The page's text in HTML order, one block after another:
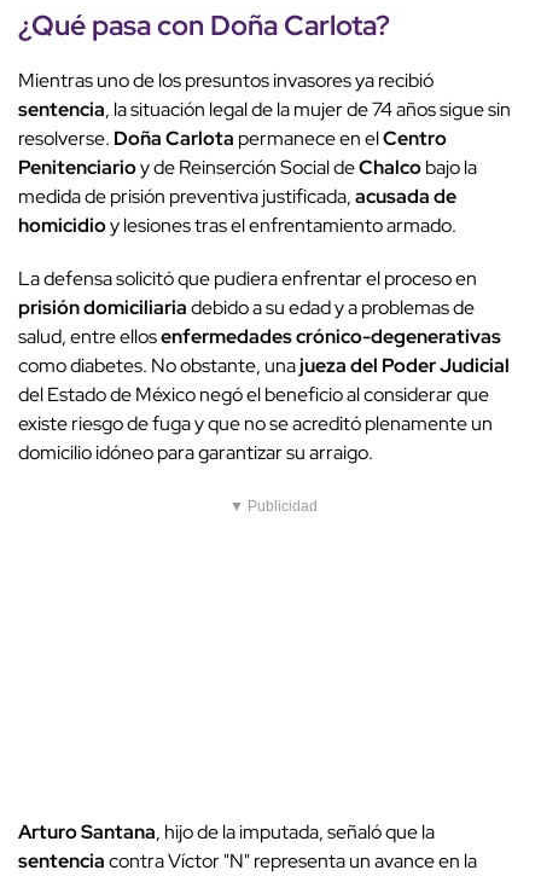
¿Qué pasa con Doña Carlota?
Mientras uno de los presuntos invasores ya recibió
sentencia, la situación legal de la mujer de 74 años sigue sin
resolverse. Doña Carlota permanece en elCentro
Penitenciarioy de Reinserción Social deChalcobajo la
medida de prisión preventiva justificada,acusada de
homicidioy lesiones tras el enfrentamiento armado.
La defensa solicitó que pudiera enfrentar el proceso en
prisión domiciliariadebido a su edad y a problemas de
salud, entre ellosenfermedades crónico-degenerativas
como diabetes. No obstante, unajueza del Poder Judicial
del Estado de México negó el beneficio al considerar que
existe riesgo de fuga y que no se acreditó plenamente un
domicilio idóneo para garantizar su arraigo.
▼ Publicidad
Arturo Santana, hijo de la imputada, señaló que la
sentenciacontra Víctor "N" representa un avance en la